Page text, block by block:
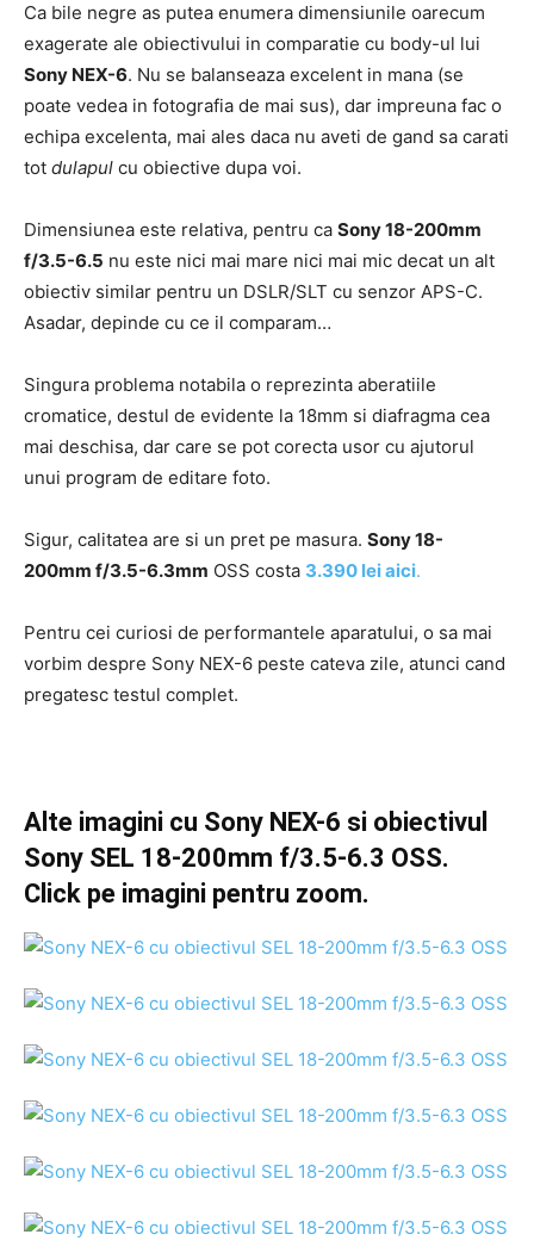
Ca bile negre as putea enumera dimensiunile oarecum
exagerate ale obiectivului in comparatie cu body-ul lui
Sony NEX-6. Nu se balanseaza excelent in mana (se
poate vedea in fotografia de mai sus), dar impreuna fac o
echipa excelenta, mai ales daca nu aveti de gand sa carati
tot dulapul cu obiective dupa voi.
Dimensiunea este relativa, pentru ca Sony 18-200mm
f/3.5-6.5 nu este nici mai mare nici mai mic decat un alt
obiectiv similar pentru un DSLR/SLT cu senzor APS-C.
Asadar, depinde cu ce il comparam…
Singura problema notabila o reprezinta aberatiile
cromatice, destul de evidente la 18mm si diafragma cea
mai deschisa, dar care se pot corecta usor cu ajutorul
unui program de editare foto.
Sigur, calitatea are si un pret pe masura. Sony 18-
200mm f/3.5-6.3mm OSS costa 3.390 lei aici.
Pentru cei curiosi de performantele aparatului, o sa mai
vorbim despre Sony NEX-6 peste cateva zile, atunci cand
pregatesc testul complet.
Alte imagini cu Sony NEX-6 si obiectivul
Sony SEL 18-200mm f/3.5-6.3 OSS.
Click pe imagini pentru zoom.